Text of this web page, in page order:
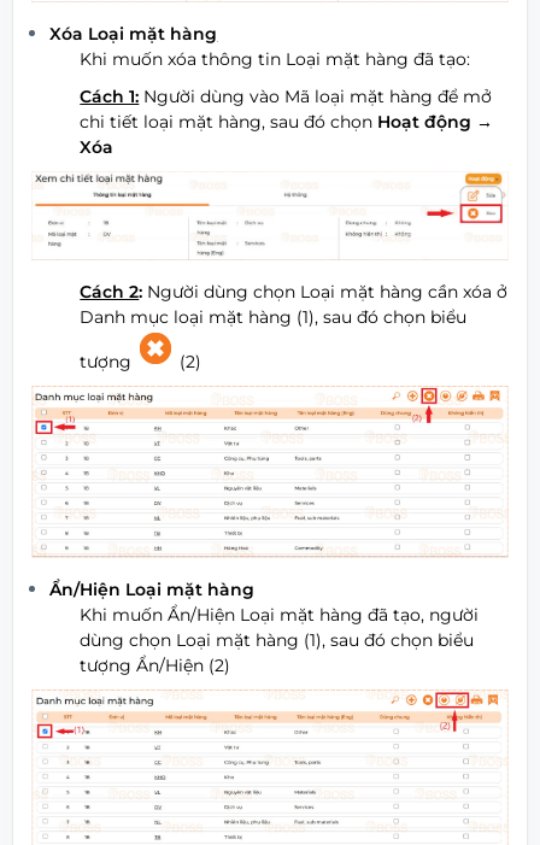
Xóa Loại mặt hàng
Khi muốn xóa thông tin Loại mặt hàng đã tạo:
Cách 1: Người dùng vào Mã loại mặt hàng để mở
chi tiết loại mặt hàng, sau đó chọn Hoạt động →
Xóa
Cách 2: Người dùng chọn Loại mặt hàng cần xóa ở
Danh mục loại mặt hàng (1), sau đó chọn biểu
tượng (2)
Ẩn/Hiện Loại mặt hàng
Khi muốn Ẩn/Hiện Loại mặt hàng đã tạo, người
dùng chọn Loại mặt hàng (1), sau đó chọn biểu
tượng Ẩn/Hiện (2)